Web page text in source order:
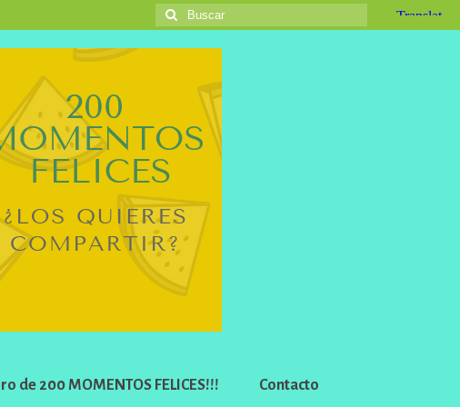
Buscar
por:
de 200 MOMENTOS FELICES!!! Contacto